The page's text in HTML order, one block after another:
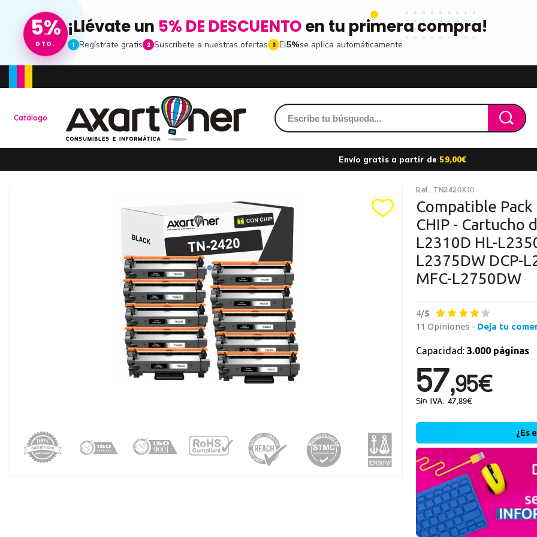
5%
DTO.
¡Llévate un 5% DE DESCUENTOen tu primera compra!
1 Regístrate gratis 2 Suscríbete a nuestras ofertas 3 El5%se aplica automáticamente
Toda la informacion
Ten una visión completa de dónde está tu pedido y accede a tu historial
de compras
Promociones especiales
Ventajas para miembros
Accede a descuentos exclusivos y ofertas en toda la gama de
consumibles e informática.
Accede
Nueva
Crea una
operaciones.
Catálogo
Envío gratis a partir de 59,00€
Ref.: TN2420X10
Compatible
CHIP - Cartucho
L2310D HL-
L2375DW DCP-
MFC-L2750DW
4/5
11 Opiniones - Deja tu
Capacidad: 3.000 páginas
57,95€
Sin IVA: 47,89€
¿Es